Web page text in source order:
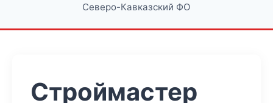
Северо-Кавказский ФО
Строймастер